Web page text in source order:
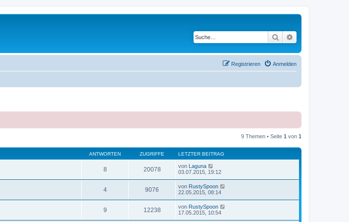
Suche
Anmelden
Registrieren
9 Themen • Seite 1 von 1
ANTWORTEN ZUGRIFFE LETZTER BEITRAG
8 20078 von Laguna
03.07.2015, 19:12
4 9076 von RustySpoon
22.05.2015, 08:14
9 12238 von RustySpoon
17.05.2015, 10:54